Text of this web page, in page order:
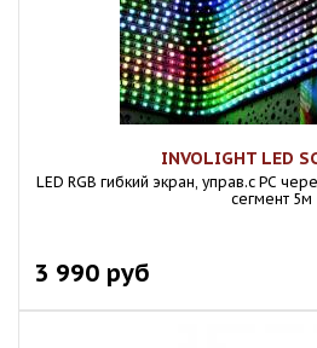
INVOLIGHT LED
LED RGB гибкий экран, управ.с РС
сегмент 5м
3 990 руб